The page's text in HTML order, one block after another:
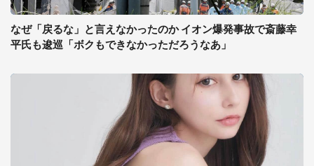
なぜ「戻るな」と言えなかったのか イオン爆発事故で斎藤幸
平氏も逡巡「ボクもできなかっただろうなあ」